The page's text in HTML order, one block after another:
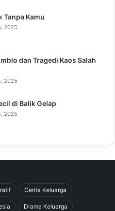
Tanpa Kamu
2025
dan Tragedi Kaos Salah
2025
di Balik Gelap
2025
Cerita Keluarga
Drama Keluarga